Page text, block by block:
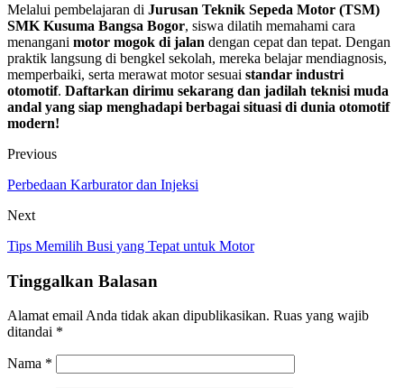
Melalui pembelajaran di Jurusan Teknik Sepeda Motor (TSM)
SMK Kusuma Bangsa Bogor, siswa dilatih memahami cara
menangani motor mogok di jalan dengan cepat dan tepat. Dengan
praktik langsung di bengkel sekolah, mereka belajar mendiagnosis,
memperbaiki, serta merawat motor sesuai standar industri
otomotif. Daftarkan dirimu sekarang dan jadilah teknisi muda
andal yang siap menghadapi berbagai situasi di dunia otomotif
modern!
Previous
Perbedaan Karburator dan Injeksi
Next
Tips Memilih Busi yang Tepat untuk Motor
Tinggalkan Balasan
Alamat email Anda tidak akan dipublikasikan. Ruas yang wajib
ditandai *
Nama *